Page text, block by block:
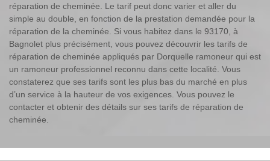
réparation de cheminée. Le tarif peut donc varier et aller du
simple au double, en fonction de la prestation demandée pour la
réparation de la cheminée. Si vous habitez dans le 93170, à
Bagnolet plus précisément, vous pouvez découvrir les tarifs de
réparation de cheminée appliqués par Dorquelle ramoneur qui est
un ramoneur professionnel reconnu dans cette localité. Vous
constaterez que ses tarifs sont les plus bas du marché en plus
d’un service à la hauteur de vos exigences. Vous pouvez le
contacter et obtenir des détails sur ses tarifs de réparation de
cheminée.